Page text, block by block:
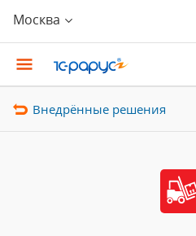
Москва
Внедрённые решения